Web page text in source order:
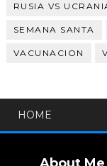
RUSIA VS
SEMANA SANTA
VACUNACION
HOME